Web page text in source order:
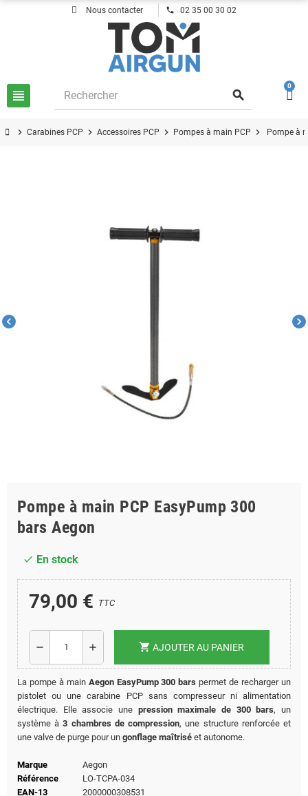
Nous contacter phone 02 35 00 30 02
view_headline search
0
chevron_right Carabines PCP chevron_right Accessoires PCP chevron_right Pompes à main PCP chevron_right Pompe à
chevron_left chevron_right
Pompe à main PCP EasyPump 300
bars Aegon
check En stock
79,00 € TTC
remove add shopping_cart AJOUTER AU PANIER
La pompe à main Aegon EasyPump 300 bars permet de recharger un
pistolet ou une carabine PCP sans compresseur ni alimentation
électrique. Elle associe une pression maximale de 300 bars, un
système à3 chambres de compression, une structure renforcée et
une valve de purge pour un gonflage maîtrisé et autonome.
Marque
Aegon
Référence
LO-TCPA-034
EAN-13
2000000308531